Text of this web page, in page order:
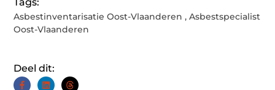
Asbestinventarisatie Oost-Vlaanderen ,Asbestspecialist
Oost-Vlaanderen
Deel dit: